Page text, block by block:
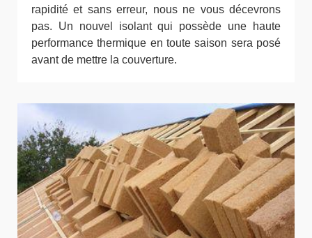
rapidité et sans erreur, nous ne vous décevrons
pas. Un nouvel isolant qui possède une haute
performance thermique en toute saison sera posé
avant de mettre la couverture.